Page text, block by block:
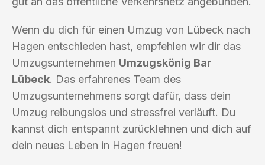
Wenn du dich für einen Umzug von Lübeck nach
Hagen entschieden hast, empfehlen wir dir das
Umzugsunternehmen Umzugskönig Bar
Lübeck. Das erfahrenes Team des
Umzugsunternehmens sorgt dafür, dass dein
Umzug reibungslos und stressfrei verläuft. Du
kannst dich entspannt zurücklehnen und dich auf
dein neues Leben in Hagen freuen!